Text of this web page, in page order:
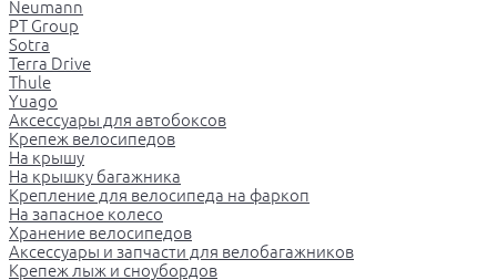
Neumann
PT Group
Sotra
Terra Drive
Thule
Yuago
Аксессуары для автобоксов
Крепеж велосипедов
На крышу
На крышку багажника
Крепление для велосипеда на фаркоп
На запасное колесо
Хранение велосипедов
Аксессуары и запчасти для велобагажников
Крепеж лыж и сноубордов